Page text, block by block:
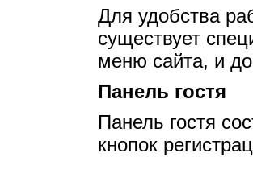
Для удобства
существует
меню сайта, и
Панель гостя
Панель гостя
кнопок